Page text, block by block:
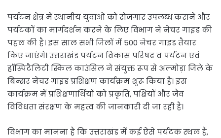
पर्यटन क्षेत्र में स्थानीय युवाओं को रोजगार उपलब्ध कराने और
पर्यटकों का मार्गदर्शन करने के लिए विभाग ने नेचर गाइड की
पहल की है। इस साल सभी जिलों में 500 नेचर गाइड तैयार
किए जाएंगे। उत्तराखंड पर्यटन विकास परिषद व पर्यटन एवं
हॉस्पिटैलिटी स्किल काउंसिल ने संयुक्त रूप से अल्मोड़ा जिले के
बिन्सर नेचर गाइड प्रशिक्षण कार्यक्रम शुरू किया है। इस
कार्यक्रम में प्रशिक्षणार्थियों को प्रकृति, पक्षियों और जैव
विविधता संरक्षण के महत्व की जानकारी दी जा रही है।
विभाग का मानना है कि उत्तराखंड में कई ऐसे पर्यटक स्थल हैं,